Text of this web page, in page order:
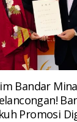
Bandar
Promosi